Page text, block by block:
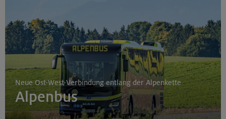
Neue Ost-West-Verbindung entlang der Alpenkette
Alpenbus